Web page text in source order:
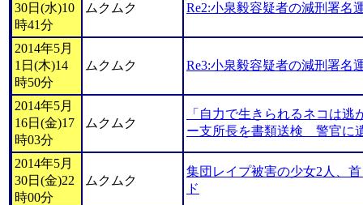
30日(水)10
時41分
ムクムク Re2:小泉毅容疑者の減刑署名
2014年5月
1日(木)14
時50分
ムクムク Re3:小泉毅容疑者の減刑署名
2014年5月
16日(金)17
時03分
ムクムク
「自力で生きられるネコは
ー支所長を書類送検 警官に
2014年5月
30日(金)22
時00分
ムクムク
集団レイプ被害の少女2人、
ド